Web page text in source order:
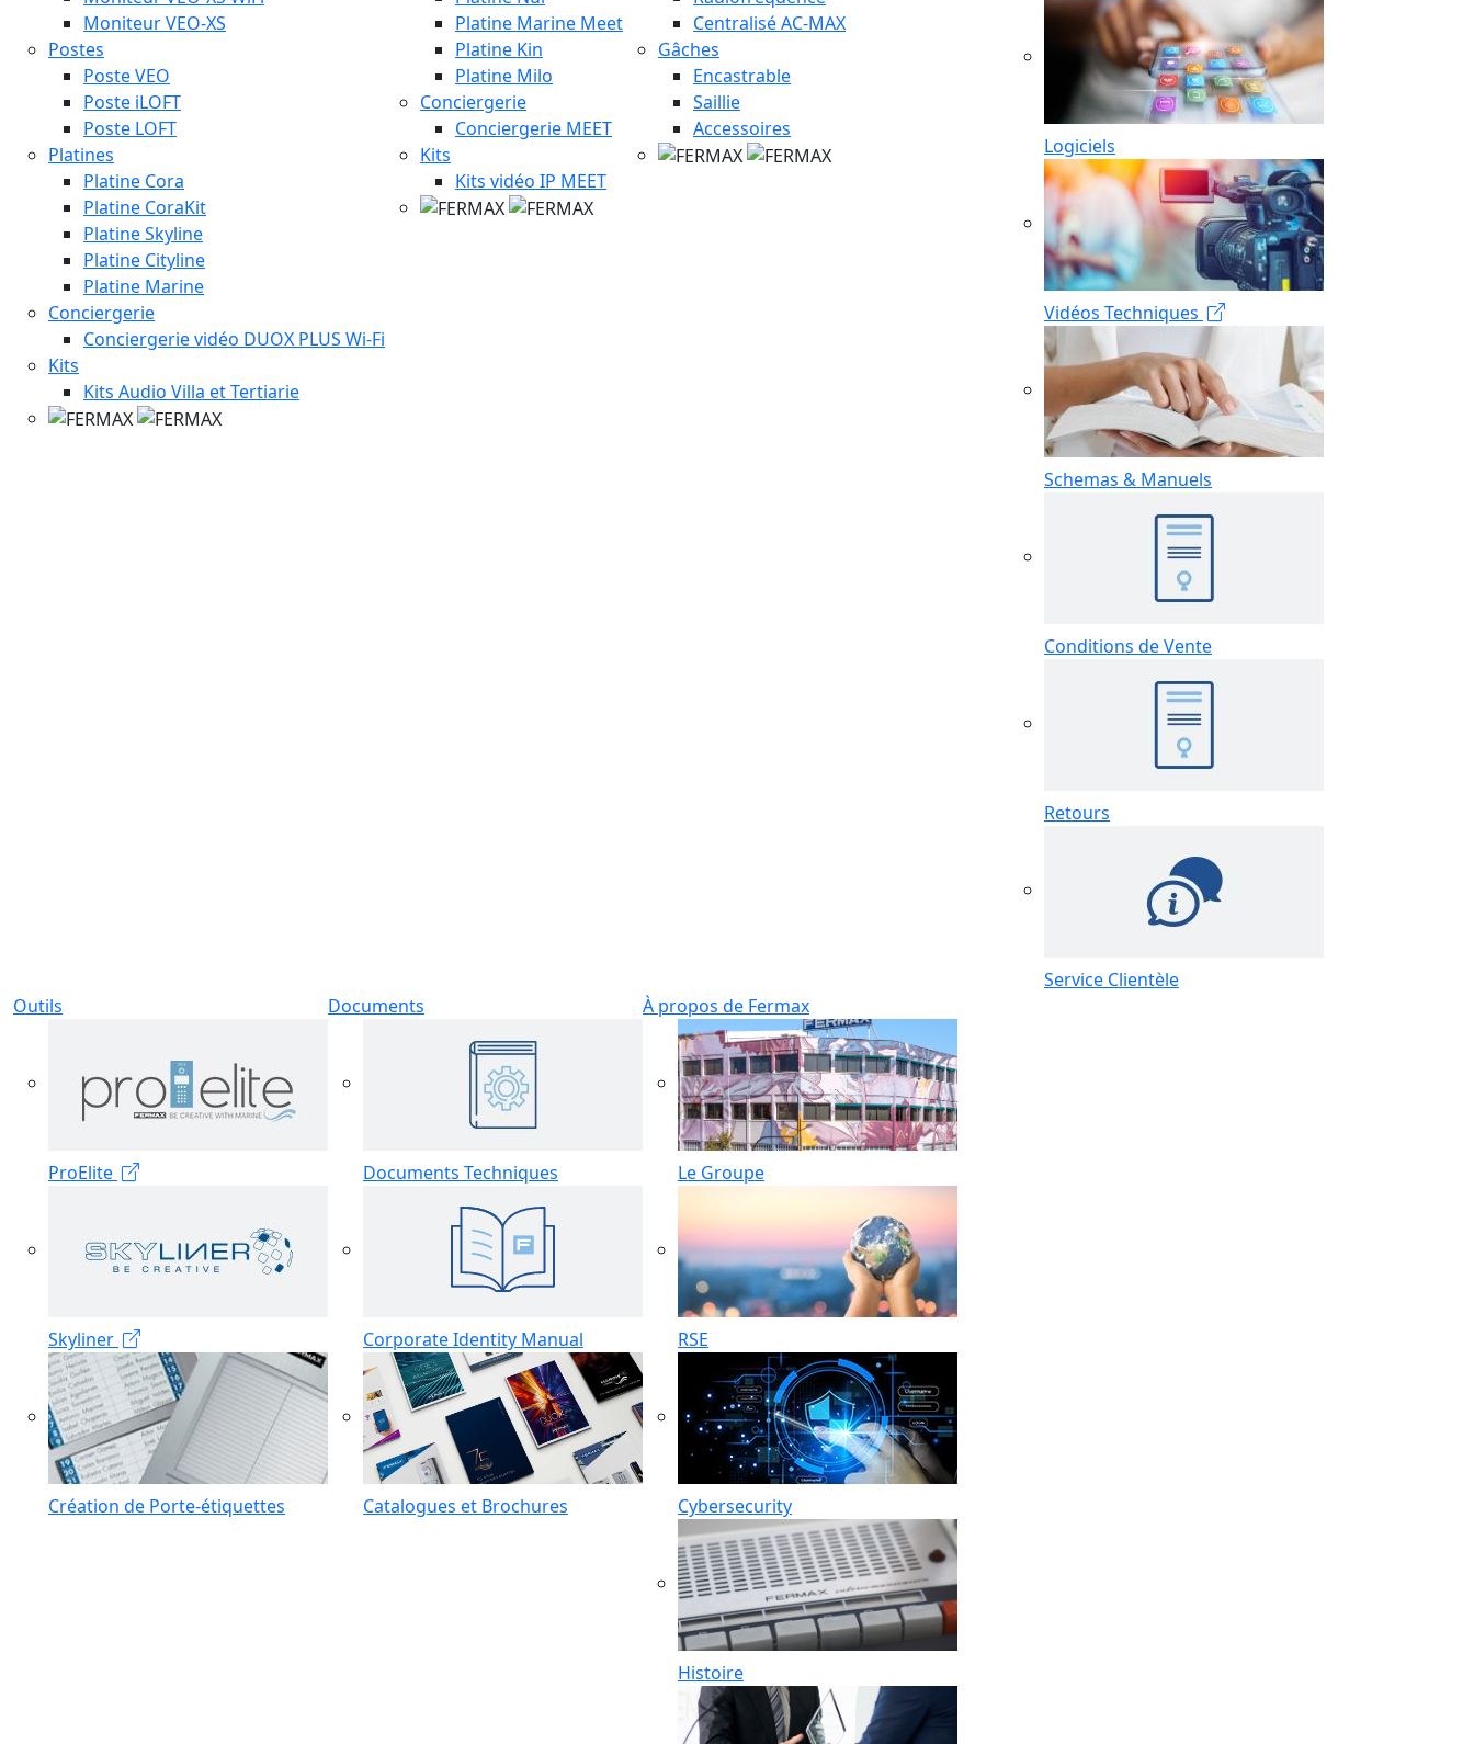
Moniteur VEO-XS
Postes
Poste VEO
Poste iLOFT
Poste LOFT
Platines
Platine Cora
Platine CoraKit
Platine Skyline
Platine Cityline
Platine Marine
Conciergerie
Conciergerie vidéo DUOX PLUS Wi-Fi
Kits
Kits Audio Villa et Tertiarie
Platine Marine Meet
Platine Kin
Platine Milo
Conciergerie
Conciergerie MEET
Kits
Kits vidéo IP MEET
Centralisé AC-MAX
Gâches
Encastrable
Saillie
Accessoires
Logiciels
Vidéos Techniques
Schemas & Manuels
Conditions de Vente
Retours
Service Clientèle
Outils
ProElite
Skyliner
Création de Porte-étiquettes
Documents
Documents Techniques
Corporate Identity Manual
Catalogues et Brochures
À propos de Fermax
Le Groupe
RSE
Cybersecurity
Histoire